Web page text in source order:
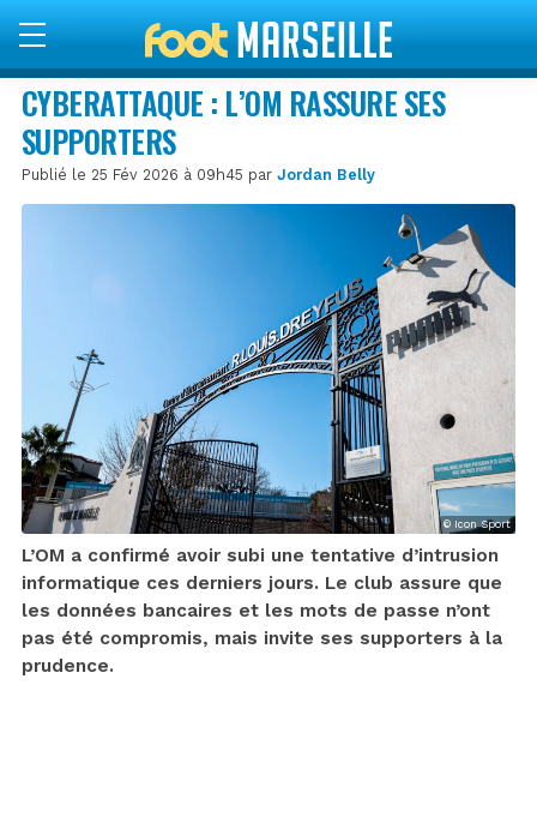
CYBERATTAQUE : L’OM RASSURE SES
SUPPORTERS
Publié le 25 Fév 2026 à 09h45 par Jordan Belly
© Icon Sport
L’OM a confirmé avoir subi une tentative d’intrusion
informatique ces derniers jours. Le club assure que
les données bancaires et les mots de passe n’ont
pas été compromis, mais invite ses supporters à la
prudence.